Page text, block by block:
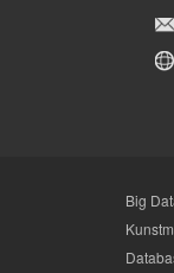
Big